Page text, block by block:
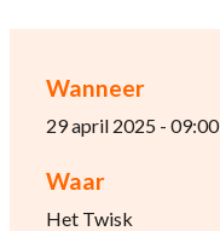
Wanneer
29 april 2025 - 09:00
Waar
Het Twisk